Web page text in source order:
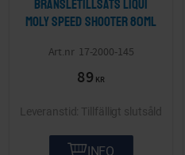
Bränsletillsats Liqui
Moly Speed shooter 80ml
17-2000-145
89 KR
Tillfälligt slutsåld
INFO